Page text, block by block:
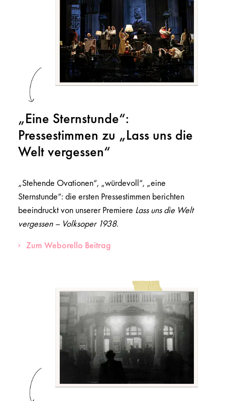
„Eine Sternstunde“:
Pressestimmen zu „Lass uns die
Welt vergessen“
„Stehende Ovationen“, „würdevoll“, „eine
Sternstunde“: die ersten Pressestimmen berichten
beeindruckt von unserer Premiere Lass uns die Welt
vergessen – Volksoper 1938.
Zum Weborello Beitrag